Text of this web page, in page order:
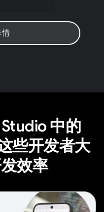
情
中的
些开发者大
效率